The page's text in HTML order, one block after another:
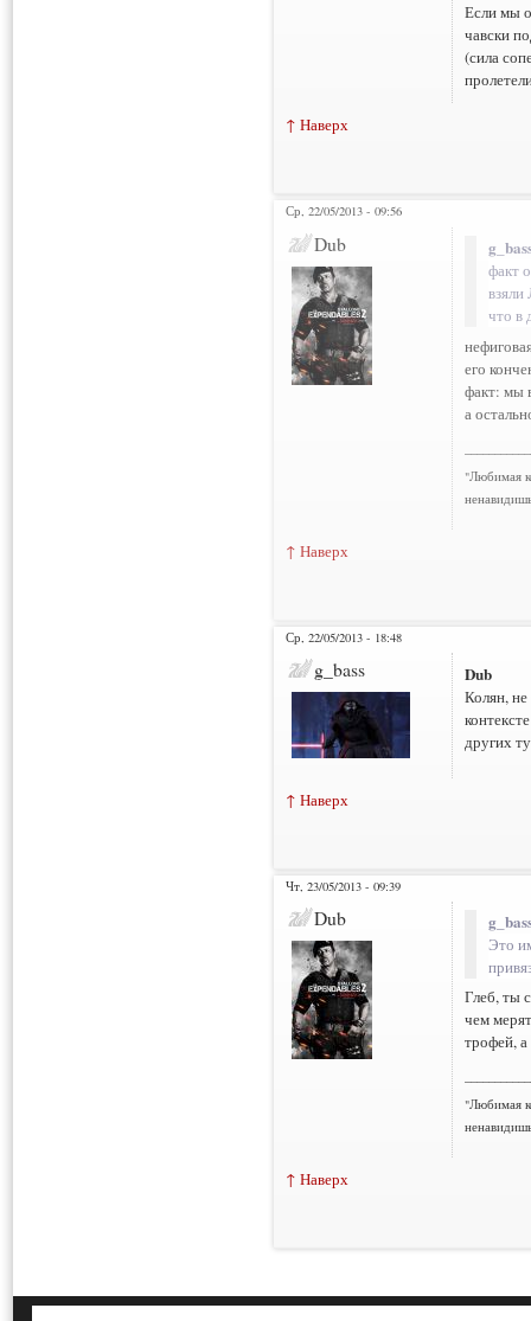
Если мы
чавски
(сила
↑ Наверх
Ср, 22/05/2013 - 09:56
Dub
факт
что в
его
факт: мы
а
"Любимая
↑ Наверх
Ср, 22/05/2013 - 18:48
g_bass Dub
Колян, не
других
↑ Наверх
Чт, 23/05/2013 - 09:39
Dub
Это
Глеб, ты
чем
трофей, а
"Любимая
↑ Наверх